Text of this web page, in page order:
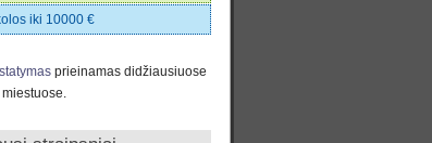
iki 10000 €
prieinamas didžiausiuose
miestuose.